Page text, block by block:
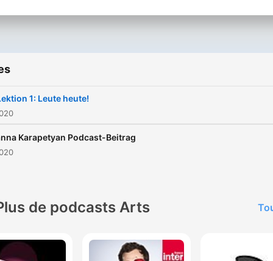
1: Leute heute!
Karapetyan Podcast-Beitrag
de podcasts Arts